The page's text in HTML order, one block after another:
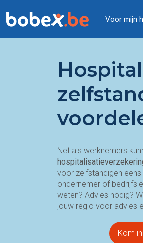
Voor mijn
Net als werknemers
voor zelfstandigen
ondernemer of
weten? Advies nodig?
jouw regio voor advies
Kom